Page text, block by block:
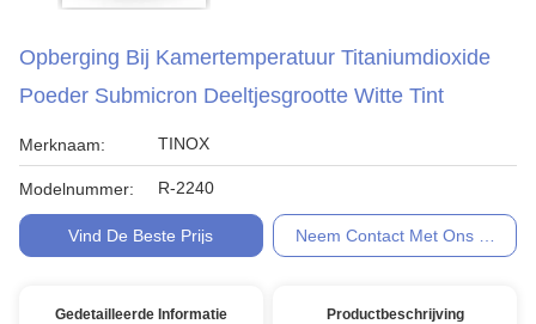
Opberging Bij Kamertemperatuur Titaniumdioxide
Poeder Submicron Deeltjesgrootte Witte Tint
Merknaam: TINOX
Modelnummer: R-2240
Vind De Beste Prijs Neem Contact Met Ons Op
Gedetailleerde Informatie Productbeschrijving